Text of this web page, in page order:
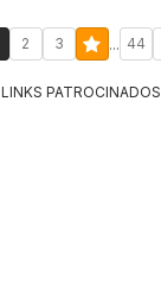
2 3 ... 44
LINKS PATROCINADOS